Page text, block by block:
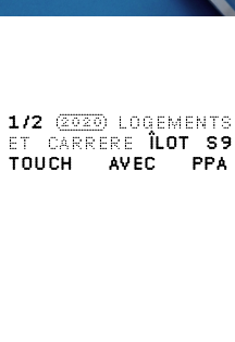
1 /2 2020 LOGEMENTS
ET CARRERE
ÎLOT
TOUCH AVEC